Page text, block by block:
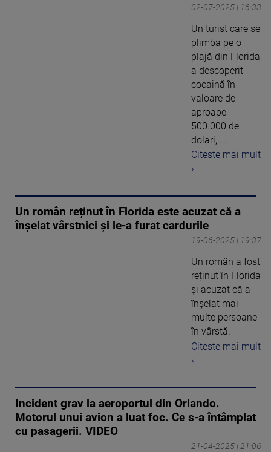
02-07-2025 | 16:33
Un turist care se
plimba pe o
plajă din Florida
a descoperit
cocaină în
valoare de
aproape
500.000 de
dolari, ...
Citeste mai mult
›
Un român reținut în Florida este acuzat că a
înșelat vârstnici și le-a furat cardurile
19-06-2025 | 19:37
Un român a fost
reținut în Florida
și acuzat că a
înșelat mai
multe persoane
în vârstă.
Citeste mai mult
›
Incident grav la aeroportul din Orlando.
Motorul unui avion a luat foc. Ce s-a întâmplat
cu pasagerii. VIDEO
21-04-2025 | 21:06